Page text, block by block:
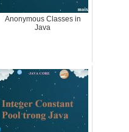
Anonymous Classes in
Java